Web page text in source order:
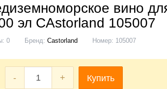
вино
эл CAstorland 105007
0 Бренд: Castorland Номер: 105007
- + Купить